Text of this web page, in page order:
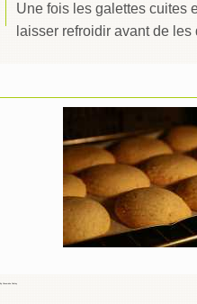
Une fois les galettes cuites
laisser refroidir avant de les